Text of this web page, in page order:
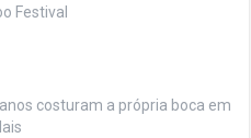
Festival
costuram a própria boca em